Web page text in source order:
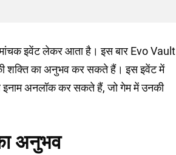
इवेंट लेकर आता है। इस बार Evo Vault
शक्ति का अनुभव कर सकते हैं। इस इवेंट में
इनाम अनलॉक कर सकते हैं, जो गेम में उनकी
अनुभव